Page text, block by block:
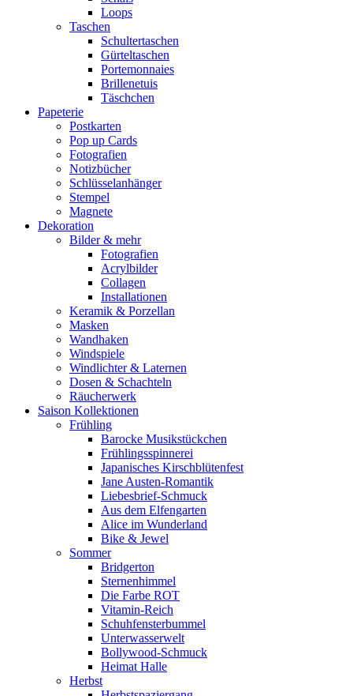
Loops
Taschen
Schultertaschen
Gürteltaschen
Portemonnaies
Brillenetuis
Täschchen
Papeterie
Postkarten
Pop up Cards
Fotografien
Notizbücher
Schlüsselanhänger
Stempel
Magnete
Dekoration
Bilder & mehr
Fotografien
Acrylbilder
Collagen
Installationen
Keramik & Porzellan
Masken
Wandhaken
Windspiele
Windlichter & Laternen
Dosen & Schachteln
Räucherwerk
Saison Kollektionen
Frühling
Barocke Musikstückchen
Frühlingsspinnerei
Japanisches Kirschblütenfest
Jane Austen-Romantik
Liebesbrief-Schmuck
Aus dem Elfengarten
Alice im Wunderland
Bike & Jewel
Sommer
Bridgerton
Sternenhimmel
Die Farbe ROT
Vitamin-Reich
Schuhfensterbummel
Unterwasserwelt
Bollywood-Schmuck
Heimat Halle
Herbst